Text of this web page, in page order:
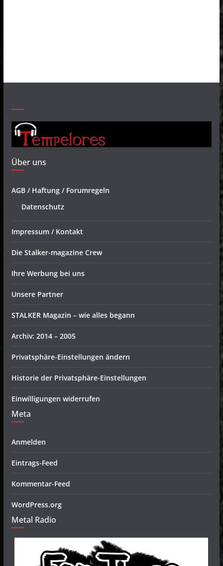
Über uns
AGB / Haftung / Forumregeln
Datenschutz
Impressum / Kontakt
Die Stalker-magazine Crew
Ihre Werbung bei uns
Unsere Partner
STALKER Magazin – wie alles begann
Archiv: 2014 – 2005
Privatsphäre-Einstellungen ändern
Historie der Privatsphäre-Einstellungen
Einwilligungen widerrufen
Meta
Anmelden
Eintrags-Feed
Kommentar-Feed
WordPress.org
Metal Radio